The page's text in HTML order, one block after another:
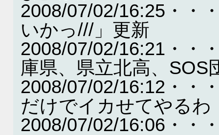
2008/07/02/16:25・・
いかっ///」更新
2008/07/02/16:21・・
庫県、県立北高、SOS
2008/07/02/16:12・・
だけでイカせてやるわ
2008/07/02/16:06・・